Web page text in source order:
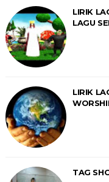
LIRIK
LAGU
LIRIK
TAG